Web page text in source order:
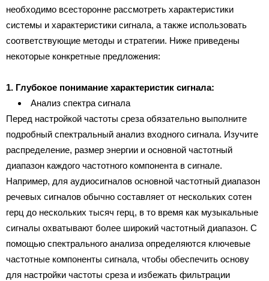
необходимо всесторонне рассмотреть характеристики
системы и характеристики сигнала, а также использовать
соответствующие методы и стратегии. Ниже приведены
некоторые конкретные предложения:
1. Глубокое понимание характеристик сигнала:
Анализ спектра сигнала
Перед настройкой частоты среза обязательно выполните
подробный спектральный анализ входного сигнала. Изучите
распределение, размер энергии и основной частотный
диапазон каждого частотного компонента в сигнале.
Например, для аудиосигналов основной частотный диапазон
речевых сигналов обычно составляет от нескольких сотен
герц до нескольких тысяч герц, в то время как музыкальные
сигналы охватывают более широкий частотный диапазон. С
помощью спектрального анализа определяются ключевые
частотные компоненты сигнала, чтобы обеспечить основу
для настройки частоты среза и избежать фильтрации